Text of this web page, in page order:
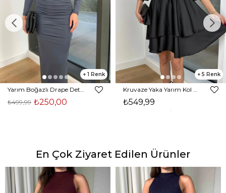
1
₺250,00
₺499,99
5
₺549,99
En Çok Ziyaret Edilen Ürünler